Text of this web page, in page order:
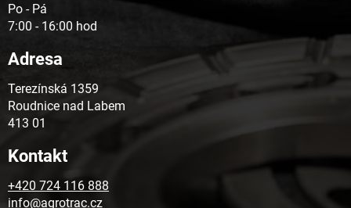
Po - Pá
7:00 - 16:00 hod
Adresa
Terezínská 1359
Roudnice nad Labem
413 01
Kontakt
+420 724 116 888
info@agrotrac.cz